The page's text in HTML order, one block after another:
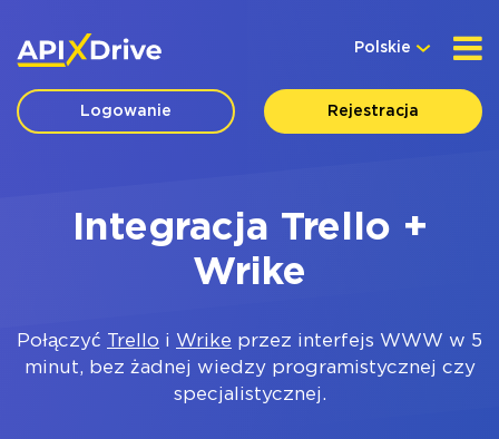
Polskie
Logowanie Rejestracja
Integracja Trello +
Wrike
Połączyć Trello i Wrike przez interfejs WWW w 5
minut, bez żadnej wiedzy programistycznej czy
specjalistycznej.